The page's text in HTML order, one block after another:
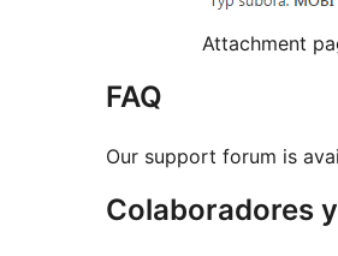
Attachment
FAQ
Our support forum is
Colaboradores